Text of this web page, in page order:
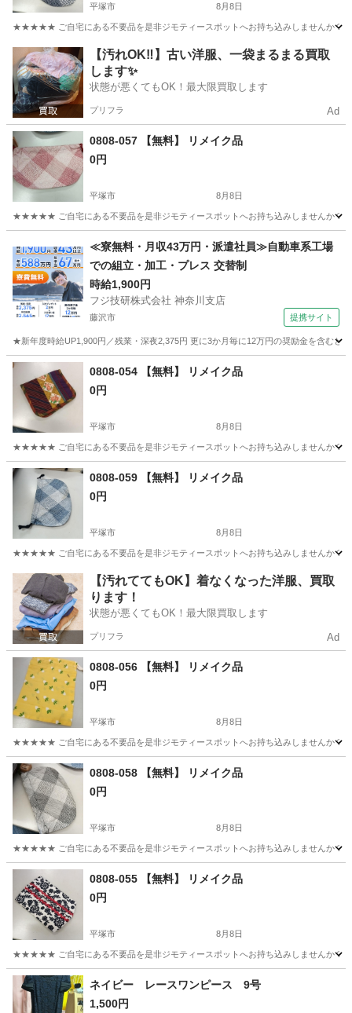
平塚市 8月8日
★★★★★ ご自宅にある不要品を是非ジモティースポットへお持ち込みしませんか？
神奈川 平塚市 小物 リメイク
【汚れOK‼️】古い洋服、一袋まるまる買取
します✨
状態が悪くてもOK！最大限買取します
プリフラ Ad
0808-057 【無料】 リメイク品
0円
平塚市 8月8日
★★★★★ ご自宅にある不要品を是非ジモティースポットへお持ち込みしませんか？
小物 リメイク
≪寮無料・月収43万円・派遣社員≫自動車系工場
での組立・加工・プレス 交替制
時給1,900円
フジ技研株式会社 神奈川支店
藤沢市 提携サイト
★新年度時給UP1,900円／残業・深夜2,375円 更に3か月毎に12万円の奨励金を含む
神奈川 藤沢市 0808-054 【無料】 リメイク品
0円
平塚市 8月8日
★★★★★ ご自宅にある不要品を是非ジモティースポットへお持ち込みしませんか？
神奈川 平塚市 リメイク
0808-059 【無料】 リメイク品
0円
平塚市 8月8日
★★★★★ ご自宅にある不要品を是非ジモティースポットへお持ち込みしませんか？
神奈川 平塚市 小物 リメイク
【汚れててもOK】着なくなった洋服、買取
ります！
状態が悪くてもOK！最大限買取します
プリフラ Ad
0808-056 【無料】 リメイク品
0円
平塚市 8月8日
★★★★★ ご自宅にある不要品を是非ジモティースポットへお持ち込みしませんか？
神奈川 平塚市 リメイク
0808-058 【無料】 リメイク品
0円
平塚市 8月8日
★★★★★ ご自宅にある不要品を是非ジモティースポットへお持ち込みしませんか？
神奈川 平塚市 リメイク
0808-055 【無料】 リメイク品
0円
平塚市 8月8日
★★★★★ ご自宅にある不要品を是非ジモティースポットへお持ち込みしませんか？
神奈川 平塚市 小物
ネイビー レースワンピース 9号
1,500円